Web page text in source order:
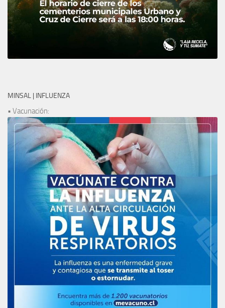
MINSAL | INFLUENZA
• Vacunación: